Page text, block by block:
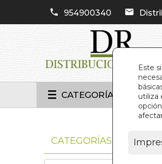
Este
utiliza
954900340
CATEGORÍAS
CATEGORÍAS